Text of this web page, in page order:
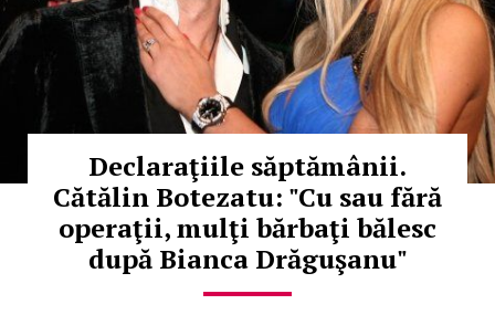
Declaraţiile săptămânii.
Cătălin Botezatu: "Cu sau fără
operaţii, mulţi bărbaţi bălesc
după Bianca Drăguşanu"